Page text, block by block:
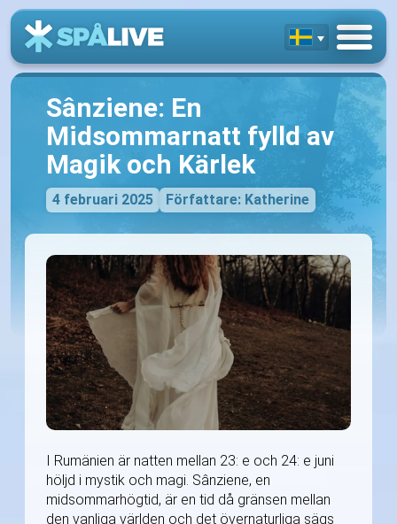
Sânziene: En
Midsommarnatt fylld av
Magik och Kärlek
4 februari 2025 Författare: Katherine
I Rumänien är natten mellan 23: e och 24: e juni
höljd i mystik och magi. Sânziene, en
midsommarhögtid, är en tid då gränsen mellan
den vanliga världen och det övernaturliga sägs